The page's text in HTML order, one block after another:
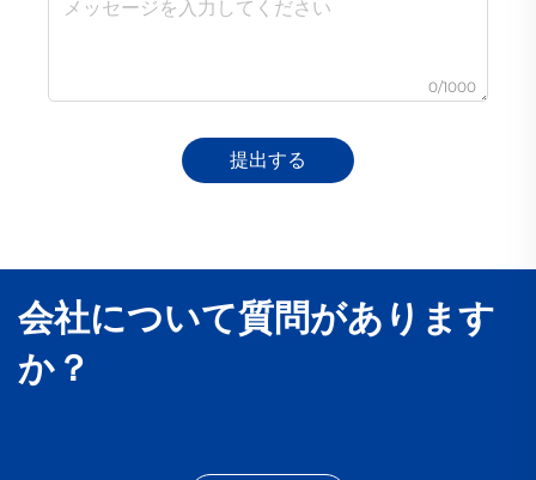
0/1000
提出する
会社について質問があります
か？